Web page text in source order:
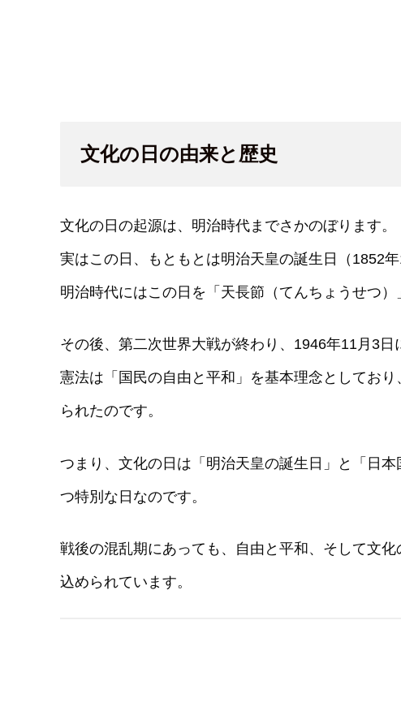
文化の日の由来と歴史
文化の日の起源は、明治時代までさかのぼります。
実はこの日、もともとは明治天皇の誕生日（1852年
明治時代にはこの日を「天長節（てんちょうせつ）
その後、第二次世界大戦が終わり、1946年11月3日
憲法は「国民の自由と平和」を基本理念としてお
られたのです。
つまり、文化の日は「明治天皇の誕生日」と「日
つ特別な日なのです。
戦後の混乱期にあっても、自由と平和、そして文
込められています。